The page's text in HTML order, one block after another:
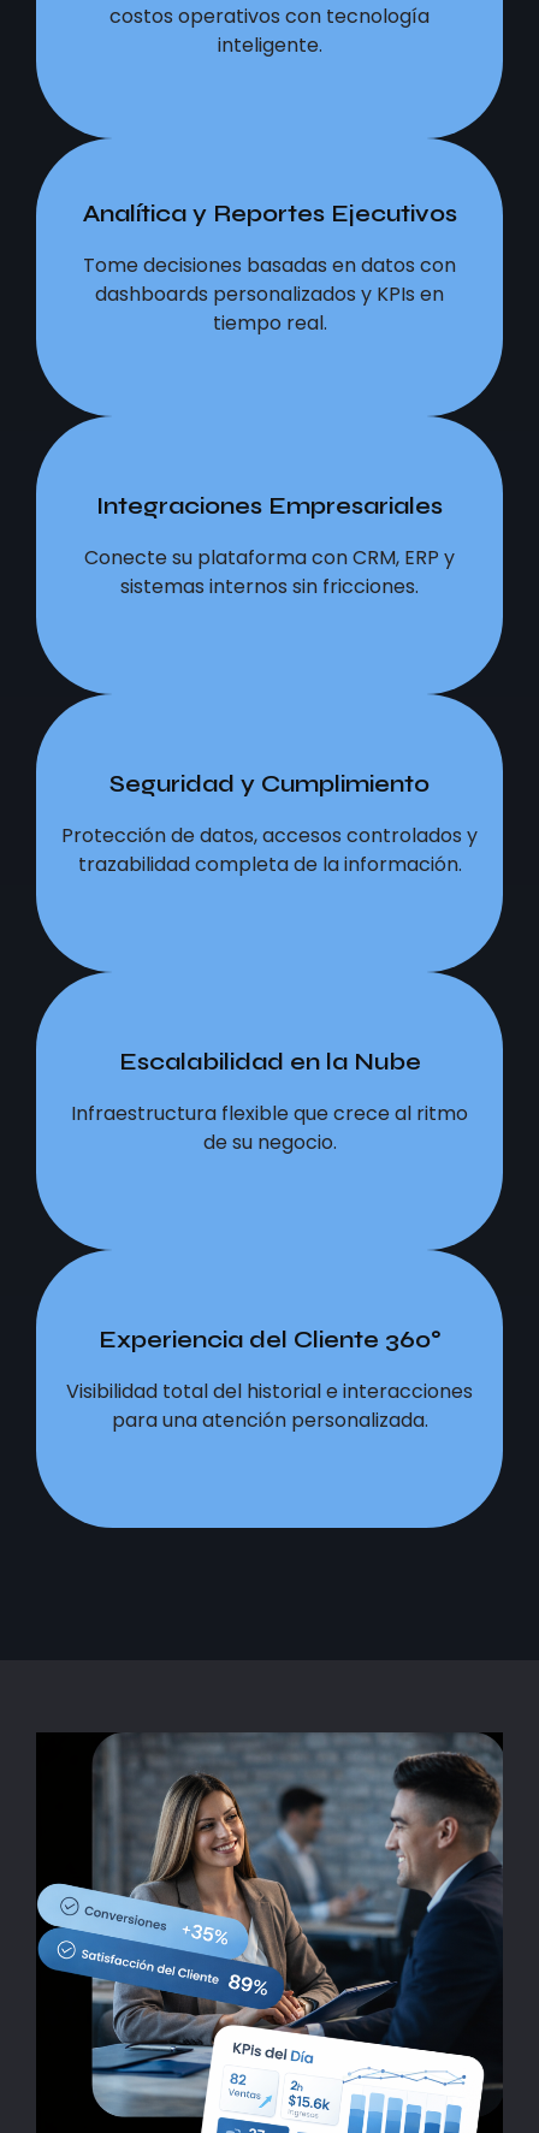
costos operativos con tecnología
inteligente.
costos operativos con tecnología
inteligente.
Analítica y Reportes Ejecutivos
Tome decisiones basadas en datos con
dashboards personalizados y KPIs en
tiempo real.
Analítica y Reportes Ejecutivos
Tome decisiones basadas en datos con
dashboards personalizados y KPIs en
tiempo real.
Integraciones Empresariales
Conecte su plataforma con CRM, ERP y
sistemas internos sin fricciones.
Integraciones Empresariales
Conecte su plataforma con CRM, ERP y
sistemas internos sin fricciones.
Seguridad y Cumplimiento
Protección de datos, accesos controlados y
trazabilidad completa de la información.
Seguridad y Cumplimiento
Protección de datos, accesos controlados y
trazabilidad completa de la información.
Escalabilidad en la Nube
Infraestructura flexible que crece al ritmo
de su negocio.
Escalabilidad en la Nube
Infraestructura flexible que crece al ritmo
de su negocio.
Experiencia del Cliente 360°
Visibilidad total del historial e interacciones
para una atención personalizada.
Experiencia del Cliente 360°
Visibilidad total del historial e interacciones
para una atención personalizada.